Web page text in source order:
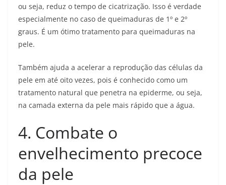
ou seja, reduz o tempo de cicatrização. Isso é verdade
especialmente no caso de queimaduras de 1º e 2º
graus. É um ótimo tratamento para queimaduras na
pele.
Também ajuda a acelerar a reprodução das células da
pele em até oito vezes, pois é conhecido como um
tratamento natural que penetra na epiderme, ou seja,
na camada externa da pele mais rápido que a água.
4. Combate o
envelhecimento precoce
da pele